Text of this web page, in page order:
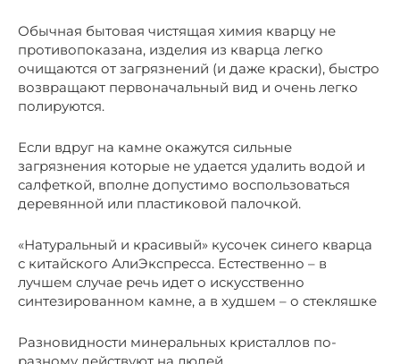
Обычная бытовая чистящая химия кварцу не
противопоказана, изделия из кварца легко
очищаются от загрязнений (и даже краски), быстро
возвращают первоначальный вид и очень легко
полируются.
Если вдруг на камне окажутся сильные
загрязнения которые не удается удалить водой и
салфеткой, вполне допустимо воспользоваться
деревянной или пластиковой палочкой.
«Натуральный и красивый» кусочек синего кварца
с китайского АлиЭкспресса. Естественно – в
лучшем случае речь идет о искусственно
синтезированном камне, а в худшем – о стекляшке
Разновидности минеральных кристаллов по-